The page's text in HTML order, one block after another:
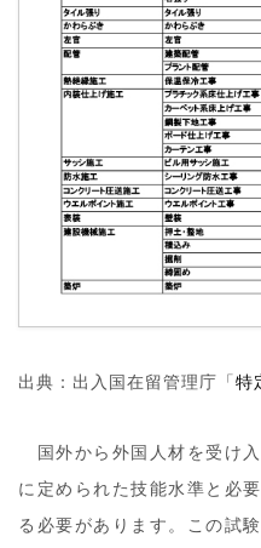
出典：出入国在留管理庁「特
国外から外国人材を受け
に定められた技能水準と必
る必要があります。この試